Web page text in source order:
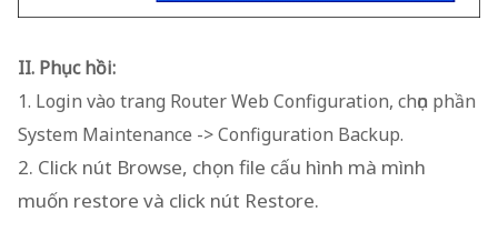
II. Phục hồi:
1. Login vào trang Router Web Configuration, chọn phần
System Maintenance -> Configuration Backup.
2. Click nút Browse, chọn file cấu hình mà mình
muốn restore và click nút Restore.